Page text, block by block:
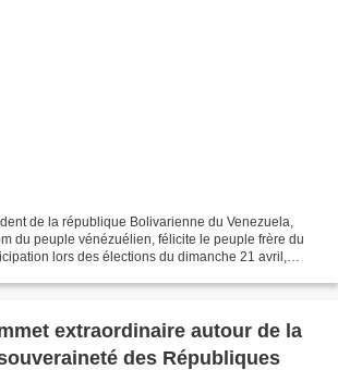
de la république Bolivarienne du Venezuela,
du peuple vénézuélien, félicite le peuple frère du
lors des élections du dimanche 21 avril,
extraordinaire autour de la
des Républiques